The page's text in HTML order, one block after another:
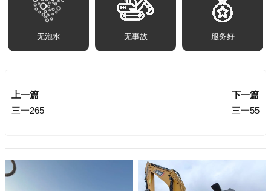
无泡水 无事故 服务好
上一篇
三一265
下一篇
三一55